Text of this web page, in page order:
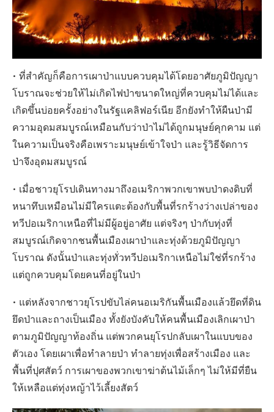
• ที่สำคัญก็คือการเผาป่าแบบควบคุมได้โดยอาศัยภูมิปัญญา
โบราณจะช่วยให้ไม่เกิดไฟป่าขนาดใหญ่ที่ควบคุมไม่ได้และ
เกิดขึ้นบ่อยครั้งอย่างในรัฐแคลิฟอร์เนีย อีกยังทำให้ผืนป่ามี
ความอุดมสมบูรณ์เหมือนกับว่าป่าไม่ได้ถูกมนุษย์คุกคาม แต่
ในความเป็นจริงคือเพราะมนุษย์เข้าใจป่า และรู้วิธีจัดการ
ป่าจึงอุดมสมบูรณ์
• เมื่อชาวยุโรปเดินทางมาถึงอเมริกาพวกเขาพบป่าดงดิบที่
หนาทึบเหมือนไม่มีใครแตะต้องกับพื้นที่รกร้างว่างเปล่าของ
ทวีปอเมริกาเหนือที่ไม่มีผู้อยู่อาศัย แต่จริงๆ ป่ากับทุ่งที่
สมบูรณ์เกิดจากชนพื้นเมืองเผาป่าและทุ่งด้วยภูมิปัญญา
โบราณ ดังนั้นป่าและทุ่งทั่วทวีปอเมริกาเหนือไม่ใช่ที่รกร้าง
แต่ถูกควบคุมโดยคนที่อยู่ในป่า
• แต่หลังจากชาวยุโรปขับไล่คนอเมริกันพื้นเมืองแล้วยึดที่ดิน
ยึดป่าและถางเป็นเมือง ทั้งยังบังคับให้คนพื้นเมืองเลิกเผาป่า
ตามภูมิปัญญาท้องถิ่น แต่พวกคนยุโรปกลับเผาในแบบของ
ตัวเอง โดยเผาเพื่อทำลายป่า ทำลายทุ่งเพื่อสร้างเมือง และ
พื้นที่ปุศสัตว์ การเผาของพวกเขาฆ่าต้นไม้เล็กๆ ไม่ให้มีที่ยืน
ให้เหลือแต่ทุ่งหญ้าไว้เลี้ยงสัตว์